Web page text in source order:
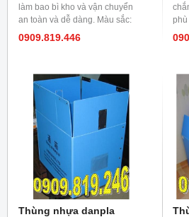
làm bao bì kho và vận chuyển
an toàn và dễ dàng. Màu sắc:
xanh, đỏ, vàng, trắng, xám... Độ
0909.819.446
phù
Thùng nhựa danpla